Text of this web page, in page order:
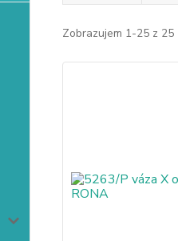
Zobrazujem 1-25 z 25